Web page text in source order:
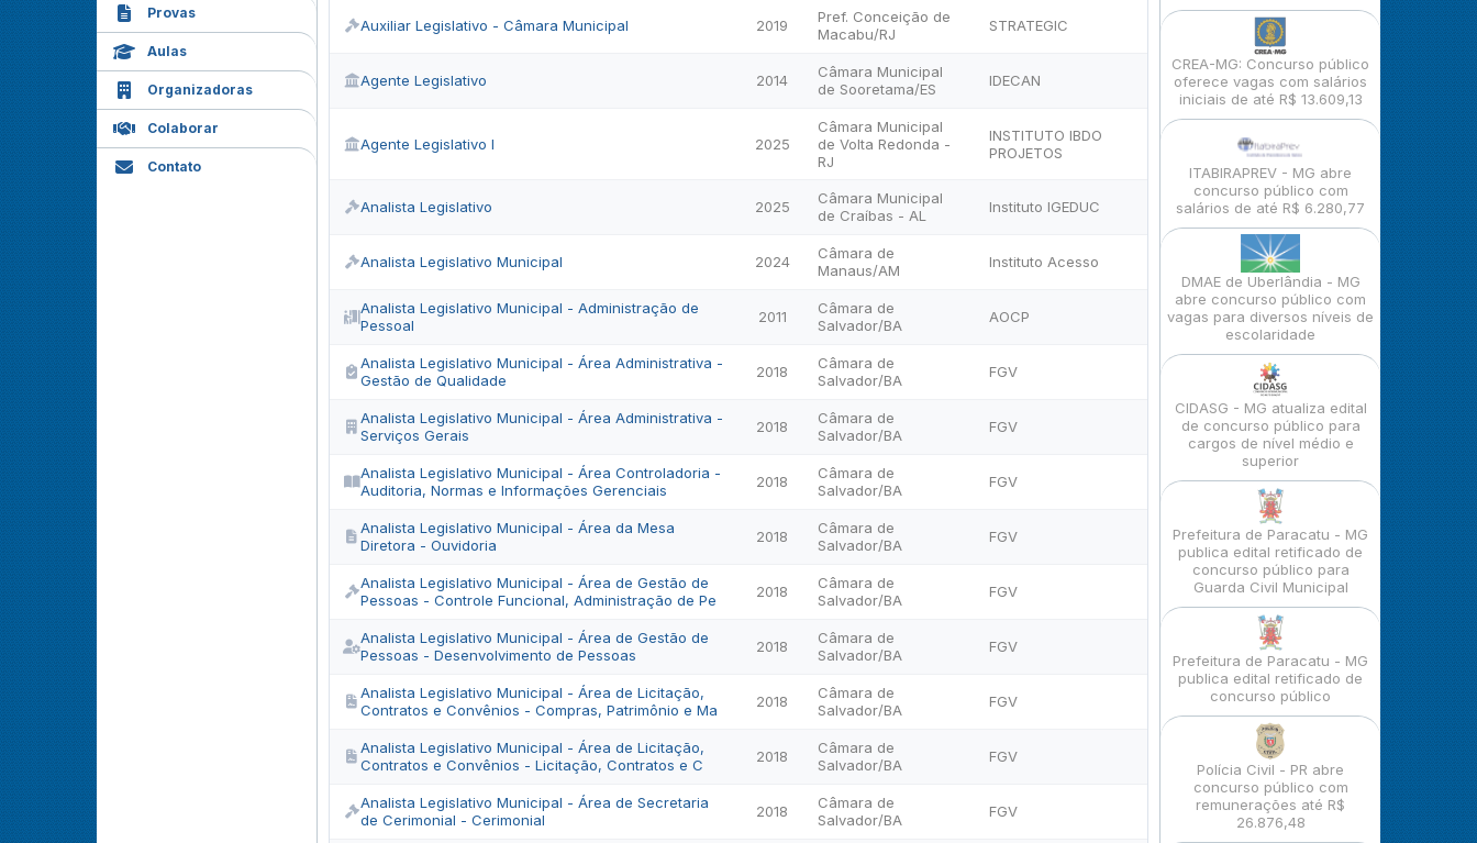
Provas
Aulas
Organizadoras
Colaborar
Contato
Auxiliar Legislativo - Câmara Municipal 2019
Pref. Conceição de
Macabu/RJ
STRATEGIC
Agente Legislativo 2014
Câmara Municipal
de Sooretama/ES
IDECAN
Agente Legislativo I 2025
Câmara Municipal
de Volta Redonda -
RJ
INSTITUTO IBDO
PROJETOS
Analista Legislativo 2025
Câmara Municipal
de Craíbas - AL
Instituto IGEDUC
Analista Legislativo Municipal 2024
Câmara de
Manaus/AM
Instituto Acesso
Analista Legislativo Municipal - Administração de
Pessoal
2011
Câmara de
Salvador/BA
AOCP
Analista Legislativo Municipal - Área Administrativa -
Gestão de Qualidade
2018
Câmara de
Salvador/BA
FGV
Analista Legislativo Municipal - Área Administrativa -
Serviços Gerais
2018
Câmara de
Salvador/BA
FGV
Analista Legislativo Municipal - Área Controladoria -
Auditoria, Normas e Informações Gerenciais
2018
Câmara de
Salvador/BA
FGV
Analista Legislativo Municipal - Área da Mesa
Diretora - Ouvidoria
2018
Câmara de
Salvador/BA
FGV
Analista Legislativo Municipal - Área de Gestão de
Pessoas - Controle Funcional, Administração de Pe
2018
Câmara de
Salvador/BA
FGV
Analista Legislativo Municipal - Área de Gestão de
Pessoas - Desenvolvimento de Pessoas
2018
Câmara de
Salvador/BA
FGV
Analista Legislativo Municipal - Área de Licitação,
Contratos e Convênios - Compras, Patrimônio e Ma
2018
Câmara de
Salvador/BA
FGV
Analista Legislativo Municipal - Área de Licitação,
Contratos e Convênios - Licitação, Contratos e C
2018
Câmara de
Salvador/BA
FGV
Analista Legislativo Municipal - Área de Secretaria
de Cerimonial - Cerimonial
2018
Câmara de
Salvador/BA
FGV
CREA-MG: Concurso público
oferece vagas com salários
iniciais de até R$ 13.609,13
ITABIRAPREV - MG abre
concurso público com
salários de até R$ 6.280,77
DMAE de Uberlândia - MG
abre concurso público com
vagas para diversos níveis de
escolaridade
CIDASG - MG atualiza edital
de concurso público para
cargos de nível médio e
superior
Prefeitura de Paracatu - MG
publica edital retificado de
concurso público para
Guarda Civil Municipal
Prefeitura de Paracatu - MG
publica edital retificado de
concurso público
Polícia Civil - PR abre
concurso público com
remunerações até R$
26.876,48